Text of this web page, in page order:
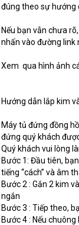
đúng theo sự hướng
Nếu bạn vẫn chưa
nhấn vào đường link
Xem  qua hình ảnh
Hướng dẫn lắp kim
Máy tủ đứng đồng
đứng quý khách
Quý khách vui lòng
Bước 1: Đầu tiên,
tiếng “cách” và âm
Bước 2 : Gắn 2 kim
ngắn
Bước 3 : Tiếp theo,
Bước 4 : Nếu